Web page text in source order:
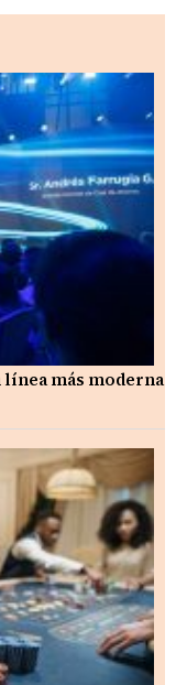
línea más moderna